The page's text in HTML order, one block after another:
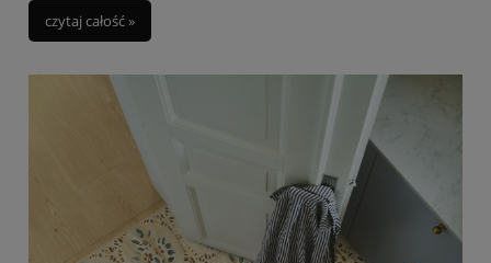
aby stał się sercem eleganckiego wnętrza.
czytaj całość »